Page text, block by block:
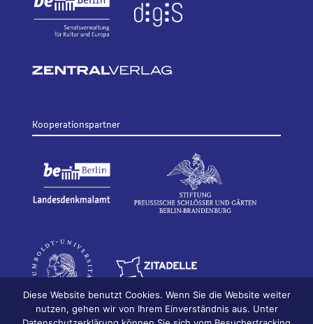
Kooperationspartner
Diese Website benutzt Cookies. Wenn Sie die Website weiter
nutzen, gehen wir von Ihrem Einverständnis aus. Unter